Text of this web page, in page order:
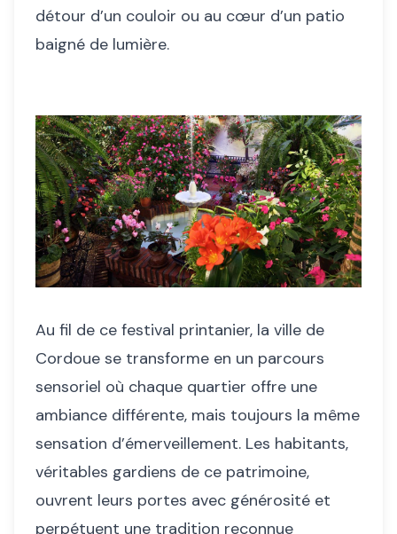
détour d’un couloir ou au cœur d’un patio
baigné de lumière.
Au fil de ce festival printanier, la ville de
Cordoue se transforme en un parcours
sensoriel où chaque quartier offre une
ambiance différente, mais toujours la même
sensation d’émerveillement. Les habitants,
véritables gardiens de ce patrimoine,
ouvrent leurs portes avec générosité et
perpétuent une tradition reconnue